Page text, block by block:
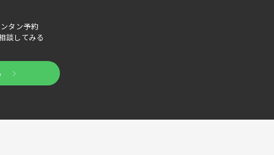
タン予約
談してみる